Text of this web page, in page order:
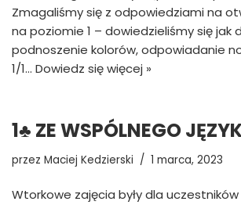
Zmagaliśmy się z odpowiedziami na
na poziomie 1 – dowiedzieliśmy się jak
podnoszenie kolorów, odpowiadanie
1/1… Dowiedz się więcej »
1♣ ZE WSPÓLNEGO
przez Maciej Kedzierski 1 marca, 2023
Wtorkowe zajęcia były dla